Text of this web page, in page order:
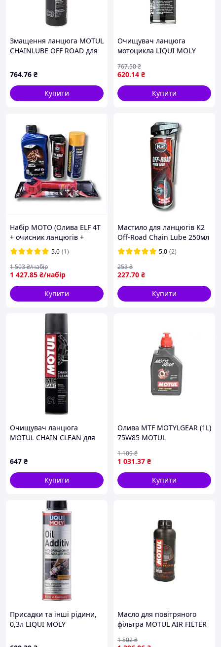
Змащення ланцюга MOTUL
CHAINLUBE OFF ROAD для
MOTUL
764.76 ₴
Купити
Очищувач ланцюга
мотоцикла LIQUI MOLY
аерозоль 500 мл
620.14 ₴
767.50₴
Купити
Набір МОТО (Олива ELF 4T
+ очисник ланцюгів +
мастило для ланцюгів +
щітка для очищення
ланцюгів)
5.0 (1)
1 427.85 ₴/набір
1 503₴/набір
Купити
Мастило для ланцюгів K2
Off-Road Chain Lube 250мл
5.0 (2)
227.70 ₴
253₴
Купити
Очищувач ланцюга
MOTUL CHAIN CLEAN для
MOTUL
647 ₴
Купити
Олива MTF MOTYLGEAR (1L)
75W85 MOTUL
1 031.37 ₴
1 109₴
Купити
Присадки та інші рідини,
0,3л LIQUI MOLY
Масло для повітряного
фільтра MOTUL AIR FILTER
фільтрів MOTUL 108588
1 502₴